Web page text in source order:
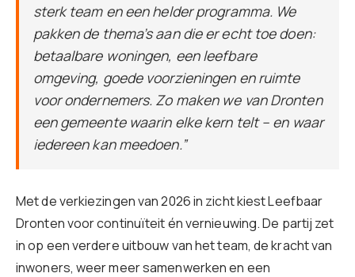
sterk team en een helder programma. We
pakken de thema’s aan die er echt toe doen:
betaalbare woningen, een leefbare
omgeving, goede voorzieningen en ruimte
voor ondernemers. Zo maken we van Dronten
een gemeente waarin elke kern telt – en waar
iedereen kan meedoen.”
Met de verkiezingen van 2026 in zicht kiest Leefbaar
Dronten voor continuïteit én vernieuwing. De partij zet
in op een verdere uitbouw van het team, de kracht van
inwoners, weer meer samenwerken en een